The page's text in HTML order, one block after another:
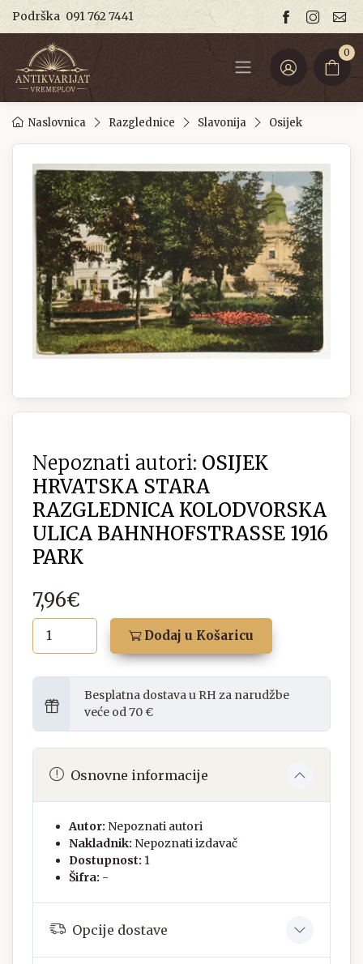
Podrška 091 762 7441
0
Naslovnica Razglednice Slavonija Osijek
Nepoznati autori: OSIJEK
HRVATSKA STARA
RAZGLEDNICA KOLODVORSKA
ULICA BAHNHOFSTRASSE 1916
PARK
7,96€
Dodaj u Košaricu
Besplatna dostava u RH za narudžbe
veće od 70 €
Osnovne informacije
Autor: Nepoznati autori
Nakladnik: Nepoznati izdavač
Dostupnost: 1
Šifra: -
Opcije dostave